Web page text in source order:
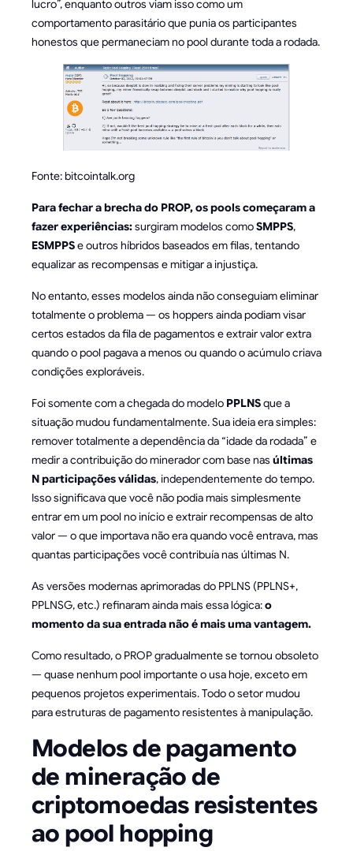
lucro”, enquanto outros viam isso como um
comportamento parasitário que punia os participantes
honestos que permaneciam no pool durante toda a rodada.
Fonte: bitcointalk.org
Para fechar a brecha do PROP, os pools começaram a
fazer experiências:surgiram modelos comoSMPPS,
ESMPPSe outros híbridos baseados em filas, tentando
equalizar as recompensas e mitigar a injustiça.
No entanto, esses modelos ainda não conseguiam eliminar
totalmente o problema — os hoppers ainda podiam visar
certos estados da fila de pagamentos e extrair valor extra
quando o pool pagava a menos ou quando o acúmulo criava
condições exploráveis.
Foi somente com a chegada do modelo PPLNSque a
situação mudou fundamentalmente. Sua ideia era simples:
remover totalmente a dependência da “idade da rodada” e
medir a contribuição do minerador com base nas últimas
N participações válidas, independentemente do tempo.
Isso significava que você não podia mais simplesmente
entrar em um pool no início e extrair recompensas de alto
valor — o que importava não era quando você entrava, mas
quantas participações você contribuía nas últimas N.
As versões modernas aprimoradas do PPLNS (PPLNS+,
PPLNSG, etc.) refinaram ainda mais essa lógica:o
momento da sua entrada não é mais uma vantagem.
Como resultado, o PROP gradualmente se tornou obsoleto
— quase nenhum pool importante o usa hoje, exceto em
pequenos projetos experimentais. Todo o setor mudou
para estruturas de pagamento resistentes à manipulação.
Modelos de pagamento
de mineração de
criptomoedas resistentes
ao pool hopping